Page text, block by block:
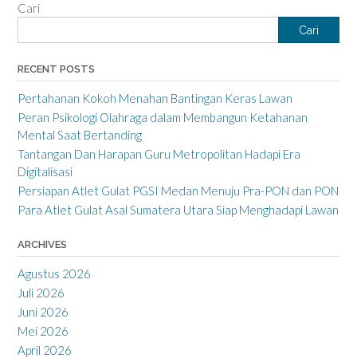
Cari
Cari
RECENT POSTS
Pertahanan Kokoh Menahan Bantingan Keras Lawan
Peran Psikologi Olahraga dalam Membangun Ketahanan
Mental Saat Bertanding
Tantangan Dan Harapan Guru Metropolitan Hadapi Era
Digitalisasi
Persiapan Atlet Gulat PGSI Medan Menuju Pra-PON dan PON
Para Atlet Gulat Asal Sumatera Utara Siap Menghadapi Lawan
ARCHIVES
Agustus 2026
Juli 2026
Juni 2026
Mei 2026
April 2026